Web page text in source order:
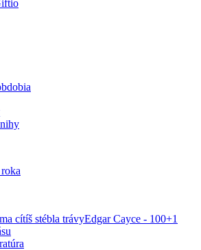
cítíš stébla trávyEdgar Cayce - 100+1